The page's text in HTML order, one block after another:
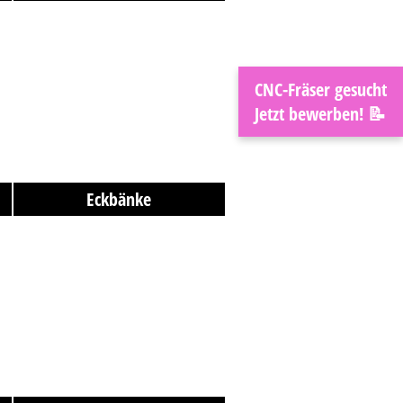
Eckbänke
CNC-Fräser gesucht
Jetzt bewerben! 📝